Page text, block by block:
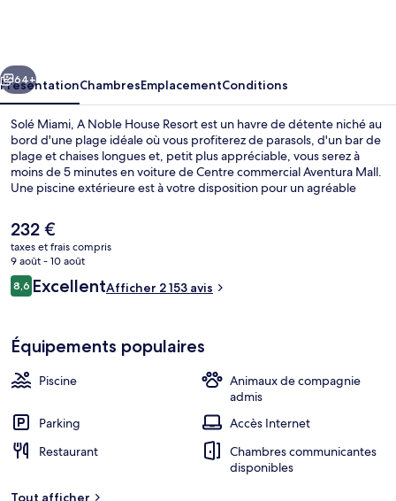
House
Resort
Suivant
64+
PrésentationChambresEmplacementConditions
Solé Miami, A Noble House Resort est un havre de détente niché au
bord d'une plage idéale où vous profiterez de parasols, d'un bar de
plage et chaises longues et, petit plus appréciable, vous serez à
moins de 5 minutes en voiture de Centre commercial Aventura Mall.
Une piscine extérieure est à votre disposition pour un agréable
également une salle de fitness ouverte 24 h/24 et un sauna, l'idéal
pour se faire plaisir. Bénéficiant de vues sur la mer, l'hébergement
BALEENkitchen sert des spécialités Cuisine américaine et est ouvert
pour le petit déjeuner, le déjeuner et le dîner. Parmi les avantages
offerts par cet hébergement : un bar en bord de piscine, un
hammam et une terrasse. Les autres voyageurs adorent le personnel
Le
prix
actuel
est
de
232 €
taxes et frais compris
9 août - 10 août
Avis
voyageurs
8,68,6 sur 10
ExcellentAfficher 2 153 avis
Équipements populaires
Piscine
Animaux de compagnie
admis
Parking
Accès Internet
Restaurant
Chambres communicantes
disponibles
Tout afficher